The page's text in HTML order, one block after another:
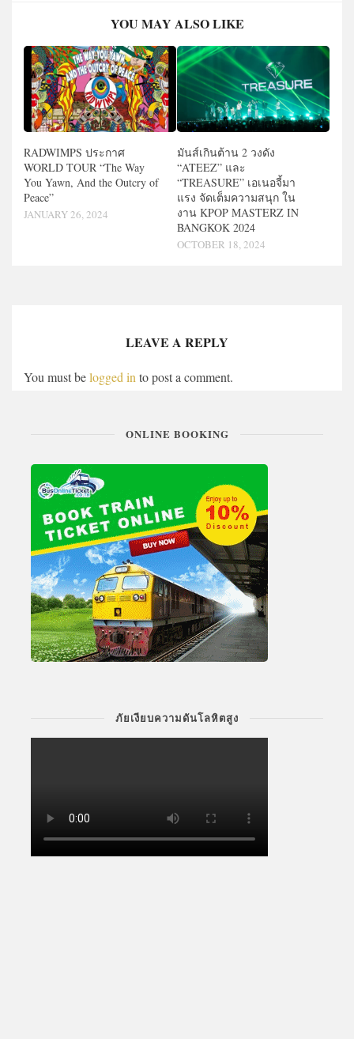
YOU MAY ALSO LIKE
RADWIMPS ประกาศ
WORLD TOUR “The Way
You Yawn, And the Outcry of
Peace”
JANUARY 26, 2024
มันส์เกินต้าน 2 วงดัง
“ATEEZ” และ
“TREASURE” เอเนอจี้มา
แรง จัดเต็มความสนุก ใน
งาน KPOP MASTERZ IN
BANGKOK 2024
OCTOBER 18, 2024
LEAVE A REPLY
You must belogged in to post a comment.
ONLINE BOOKING
ภัยเงียบความดันโลหิตสูง